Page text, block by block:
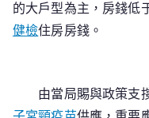
的大戶型為主，房錢低
健檢住房房錢。
由當局賜與政策支撐